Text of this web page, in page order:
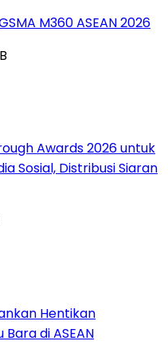
M360 ASEAN 2026
Awards 2026 untuk
Sosial, Distribusi Siaran
Hentikan
di ASEAN